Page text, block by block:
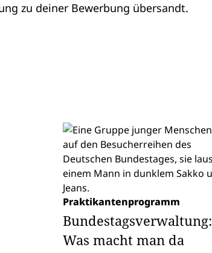
zu deiner Bewerbung übersandt.
Praktikantenprogramm
Bundestagsverwaltung:
Was macht man da